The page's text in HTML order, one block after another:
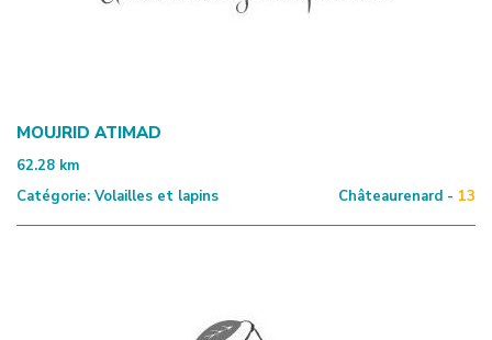
MOUJRID ATIMAD
62.28 km
Catégorie: Volailles et lapins Châteaurenard - 13